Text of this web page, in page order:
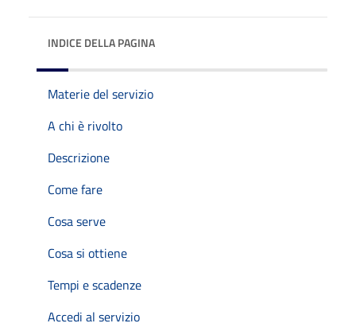
INDICE DELLA PAGINA
Materie del servizio
A chi è rivolto
Descrizione
Come fare
Cosa serve
Cosa si ottiene
Tempi e scadenze
Accedi al servizio